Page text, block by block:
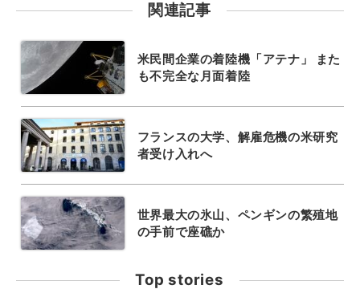
関連記事
米民間企業の着陸機「アテナ」 また
も不完全な月面着陸
フランスの大学、解雇危機の米研究
者受け入れへ
世界最大の氷山、ペンギンの繁殖地
の手前で座礁か
Top stories